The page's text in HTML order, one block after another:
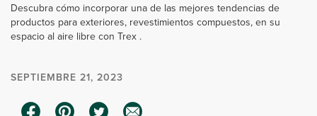
Descubra cómo incorporar una de las mejores tendencias de
productos para exteriores, revestimientos compuestos, en su
espacio al aire libre con Trex .
SEPTIEMBRE 21, 2023